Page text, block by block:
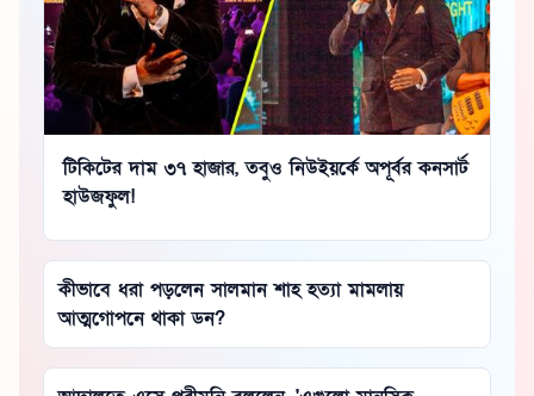
টিকিটের দাম ৩৭ হাজার, তবুও নিউইয়র্কে অপূর্বর কনসার্ট
হাউজফুল!
কীভাবে ধরা পড়লেন সালমান শাহ হত্যা মামলায়
আত্মগোপনে থাকা ডন?